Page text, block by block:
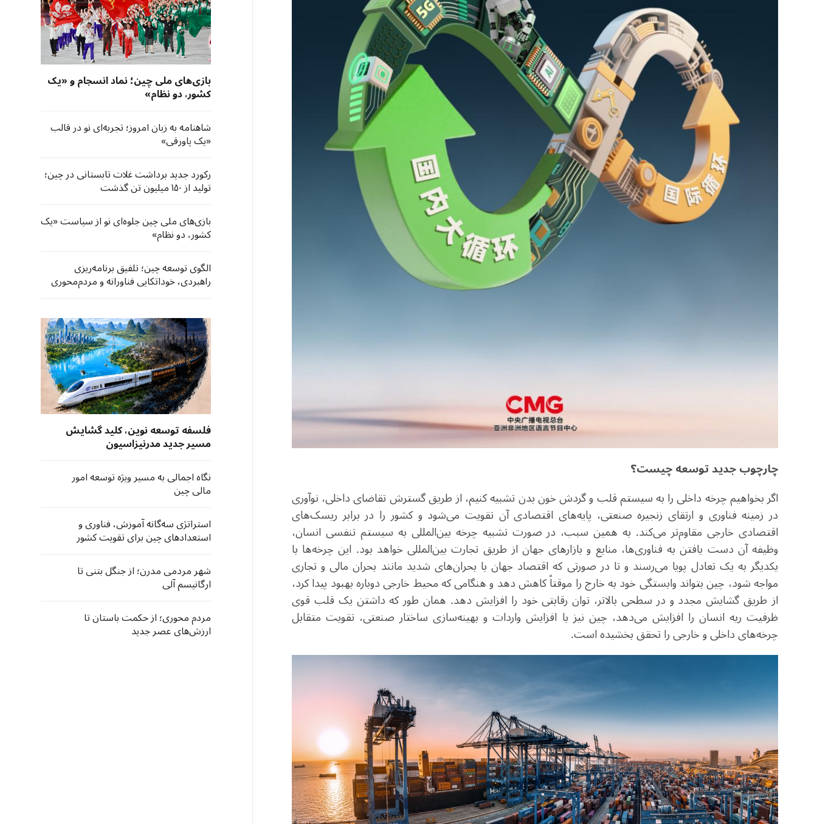
چارچوب جدید توسعه چیست؟
اگر بخواهیم چرخه داخلی را به سیستم قلب و گردش خون بدن تشبیه کنیم، از طریق گسترش تقاضای داخلی، نوآوری
در زمینه فناوری و ارتقای زنجیره صنعتی، پایه‌های اقتصادی آن تقویت می‌شود و کشور را در برابر ریسک‌های
اقتصادی خارجی مقاوم‌تر می‌کند. به همین سبب، در صورت تشبیه چرخه بین‌المللی به سیستم تنفسی انسان،
وظیفه آن دست یافتن به فناوری‌ها، منابع و بازارهای جهان از طریق تجارت بین‌المللی خواهد بود. این چرخه‌ها با
یکدیگر به یک تعادل پویا می‌رسند و تا در صورتی که اقتصاد جهان با بحران‌های شدید مانند بحران مالی و تجاری
مواجه شود، چین بتواند وابستگی خود به خارج را موقتاً کاهش دهد و هنگامی که محیط خارجی دوباره بهبود پیدا کرد،
از طریق گشایش مجدد و در سطحی بالاتر، توان رقابتی خود را افزایش دهد. همان طور که داشتن یک قلب قوی
ظرفیت ریه انسان را افزایش می‌دهد، چین نیز با افزایش واردات و بهینه‌سازی ساختار صنعتی، تقویت متقابل
چرخه‌های داخلی و خارجی را تحقق بخشیده است.
بازی‌های ملی چین؛ نماد انسجام و «یک
کشور، دو نظام»
شاهنامه به زبان امروز؛ تجربه‌ای نو در قالب
«یک پاورقی»
رکورد جدید برداشت غلات تابستانی در چین؛
تولید از ۱۵۰ میلیون تن گذشت
بازی‌های ملی چین جلوه‌ای نو از سیاست «یک
کشور، دو نظام»
الگوی توسعه چین؛ تلفیق برنامه‌ریزی
راهبردی، خوداتکایی فناورانه و مردم‌محوری
فلسفه توسعه نوین، کلید گشایش
مسیر جدید مدرنیزاسیون
نگاه اجمالی به مسیر ویژه توسعه امور
مالی چین
استراتژی سه‌گانه آموزش، فناوری و
استعدادهای چین برای تقویت کشور
شهر مردمی مدرن؛ از جنگل بتنی تا
ارگانیسم آلی
مردم محوری؛ از حکمت باستان تا
ارزش‌های عصر جدید